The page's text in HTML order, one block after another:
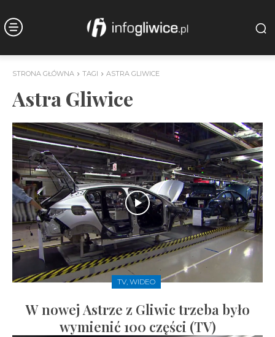
STRONA GŁÓWNA TAGI ASTRA GLIWICE
Astra Gliwice
TV, WIDEO
W nowej Astrze z Gliwic trzeba było
wymienić 100 części (TV)